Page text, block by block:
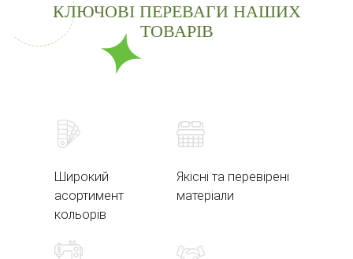
КЛЮЧОВІ ПЕРЕВАГИ НАШИХ
ТОВАРІВ
Широкий
асортимент
кольорів
Якісні та перевірені
матеріали